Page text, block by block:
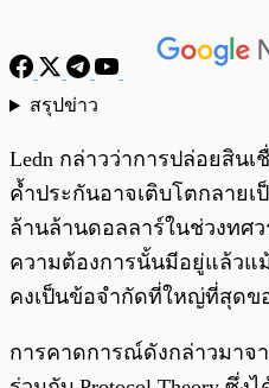
สรุปข่าว
Ledn กล่าวว่าการปล่อยสิน
ค้ำประกันอาจเติบโตกลาย
ล้านล้านดอลลาร์ในช่วงทศ
ความต้องการนั้นมีอยู่แล้วแ
คงเป็นข้อจำกัดที่ใหญ่ที่สุดข
การคาดการณ์ดังกล่าวมาจ